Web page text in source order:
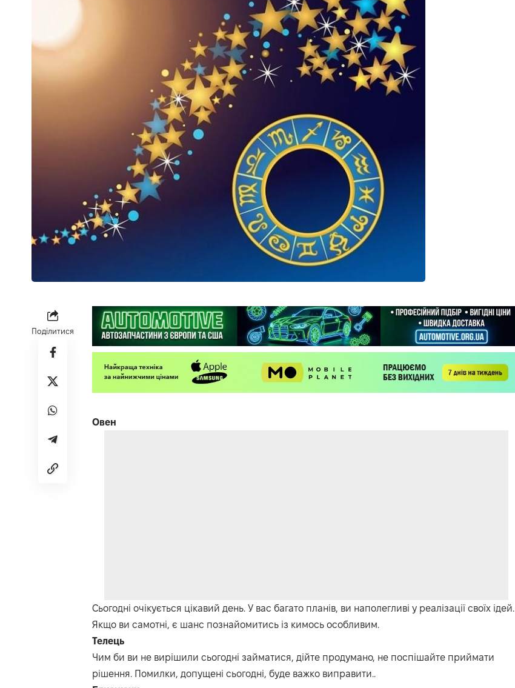
Поділитися
Овен
Сьогодні очікується цікавий день. У вас багато планів, ви наполегливі у реалізації своїх ідей.
Якщо ви самотні, є шанс познайомитись із кимось особливим.
Телець
Чим би ви не вирішили сьогодні займатися, дійте продумано, не поспішайте приймати
рішення. Помилки, допущені сьогодні, буде важко виправити..